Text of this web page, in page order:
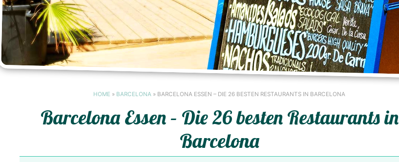
HOME » BARCELONA » BARCELONA ESSEN – DIE 26 BESTEN RESTAURANTS IN BARCELONA
Barcelona Essen – Die 26 besten Restaurants in
Barcelona